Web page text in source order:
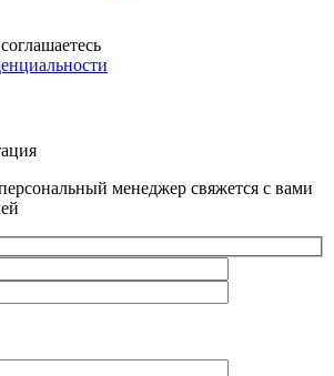
менеджер свяжется с вами